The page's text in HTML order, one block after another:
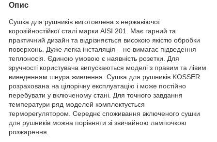
Опис
Сушка для рушників виготовлена з нержавіючої
корозійностійкої сталі марки AISI 201. Має гарний та
практичний дизайн та відрізняється високою якістю обробки
поверхонь. Дуже легка інсталяція – не вимагає підведення
теплоносія. Єдиною умовою є наявність розетки. Для
зручності користувача випускаються моделі з правим та лівим
виведенням шнура живлення. Сушка для рушників KOSSER
розрахована на цілорічну експлуатацію і може постійно
перебувати у включеному стані. Для точного завдання
температури ряд моделей комплектується
терморегулятором. Середнє споживання включеного сушки
для рушників можна порівняти зі звичайною лампочкою
розжарення.